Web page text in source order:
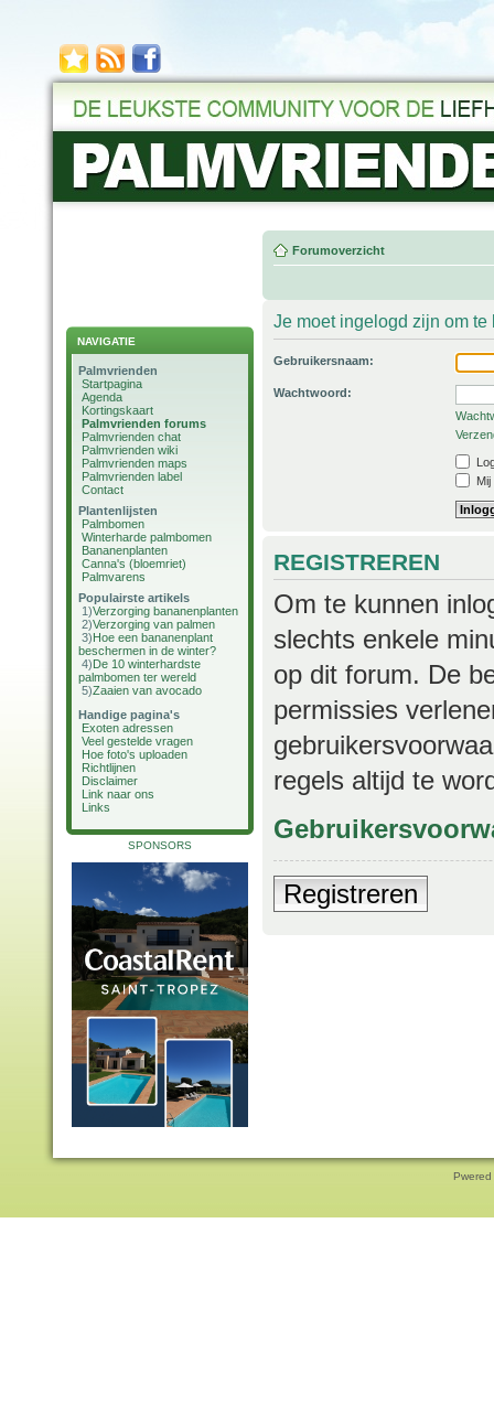
NAVIGATIE
Palmvrienden
Startpagina
Agenda
Kortingskaart
Palmvrienden forums
Palmvrienden chat
Palmvrienden wiki
Palmvrienden maps
Palmvrienden label
Contact
Plantenlijsten
Palmbomen
Winterharde palmbomen
Bananenplanten
Canna's (bloemriet)
Palmvarens
Populairste artikels
1)Verzorging bananenplanten
2)Verzorging van palmen
3)Hoe een bananenplant
beschermen in de winter?
4)De 10 winterhardste
palmbomen ter wereld
5)Zaaien van avocado
Handige pagina's
Exoten adressen
Veel gestelde vragen
Hoe foto's uploaden
Richtlijnen
Disclaimer
Link naar ons
Links
SPONSORS
Forumoverzicht
Je moet ingelogd zijn om
Gebruikersnaam:
Wachtwoord:
REGISTREREN
Om te kunnen
slechts enkele
op dit forum. De
permissies
regels altijd te
Registreren